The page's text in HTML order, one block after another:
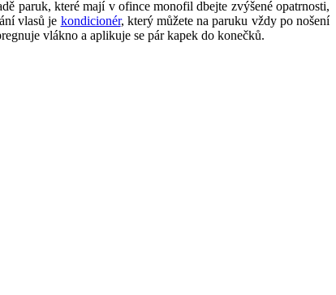
paruk, které mají v ofince monofil dbejte zvýšené opatrnosti,
vlasů je kondicionér, který můžete na paruku vždy po nošení
vlákno a aplikuje se pár kapek do konečků.